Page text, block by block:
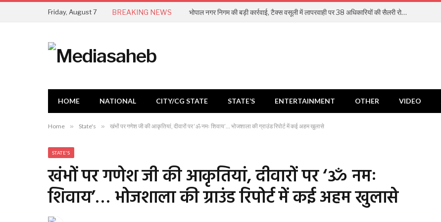
Friday, August 7 BREAKING NEWS भोपाल नगर निगम की बड़ी कार्रवाई, टैक्स वसूली में लापरवाही पर 38 अधिकारियों की सैलरी रोकी
HOME NATIONAL CITY/CG STATE STATE’S ENTERTAINMENT OTHER VIDEO
Home » State's » खंभों पर गणेश जी की आकृतियां, दीवारों पर ‘ॐ नमः शिवाय’… भोजशाला की ग्राउंड रिपोर्ट में कई अहम खुलासे
STATE'S
खंभों पर गणेश जी की आकृतियां, दीवारों पर ‘ॐ नमः
शिवाय’… भोजशाला की ग्राउंड रिपोर्ट में कई अहम खुलासे